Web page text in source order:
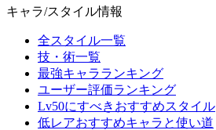
キャラ/スタイル情報
全スタイル一覧
技・術一覧
最強キャラランキング
ユーザー評価ランキング
Lv50にすべきおすすめスタイル
低レアおすすめキャラと使い道